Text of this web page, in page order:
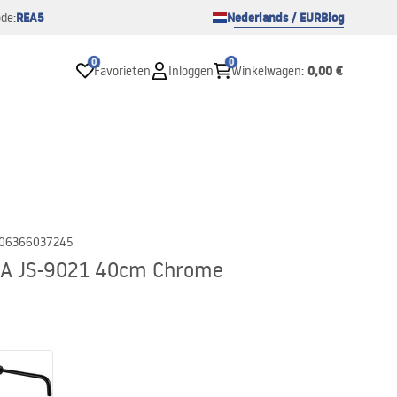
REA5 Nederlands / EURBlog
0
Favorieten Inloggen
0
Winkelwagen: 0,00 €
JS-9021 40cm Chrome